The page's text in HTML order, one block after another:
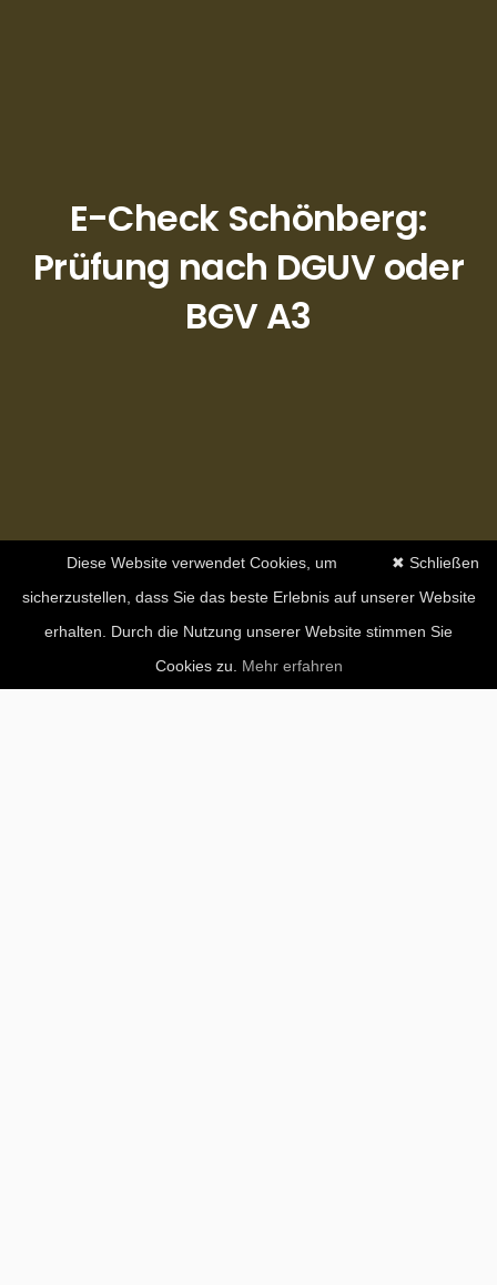
E-Check Schönberg:
Prüfung nach DGUV oder
BGV A3
✖ Schließen
Diese Website verwendet Cookies, um
sicherzustellen, dass Sie das beste Erlebnis auf unserer Website
erhalten. Durch die Nutzung unserer Website stimmen Sie
Cookies zu. Mehr erfahren